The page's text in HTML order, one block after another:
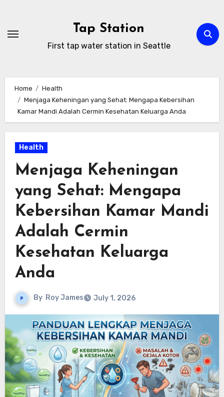
content
Tap Station
First tap water station in Seattle
Home
Health
Menjaga Keheningan yang Sehat: Mengapa Kebersihan
Kamar Mandi Adalah Cermin Kesehatan Keluarga Anda
Health
Menjaga Keheningan
yang Sehat: Mengapa
Kebersihan Kamar Mandi
Adalah Cermin
Kesehatan Keluarga
Anda
By Roy James July 1, 2026